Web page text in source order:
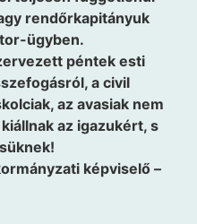
rendőrkapitányuk
ügyben.
péntek esti
a civil
az avasiak nem
az igazukért, s
képviselő –